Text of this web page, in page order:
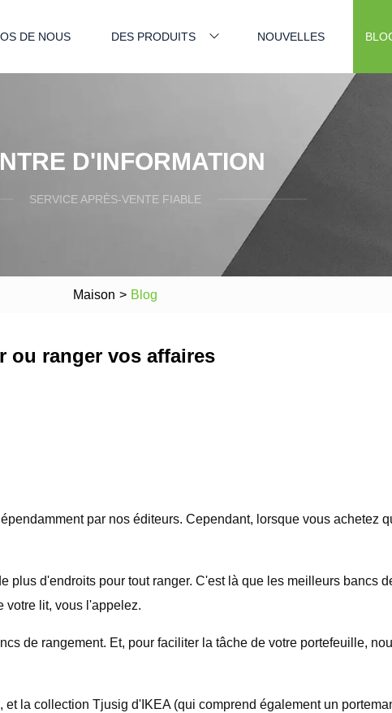
DE NOUS DES PRODUITS NOUVELLES
D'INFORMATION
SERVICE APRÈS-VENTE FIABLE
Maison > Blog
ou ranger vos affaires
par nos éditeurs. Cependant, lorsque vous achetez
d'endroits pour tout ranger. C'est là que les meilleurs bancs
votre lit, vous l'appelez.
de rangement. Et, pour faciliter la tâche de votre portefeuille,
la collection Tjusig d'IKEA (qui comprend également un